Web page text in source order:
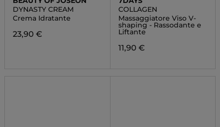
DYNASTY CREAM
Crema Idratante
23,90 €
COLLAGEN
Massaggiatore Viso V-
shaping - Rassodante e
Liftante
11,90 €